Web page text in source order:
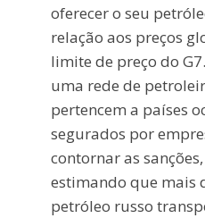
oferecer o seu
relação aos preços
limite de preço do
uma rede de
pertencem a países
segurados por
contornar as
estimando que mais
petróleo russo